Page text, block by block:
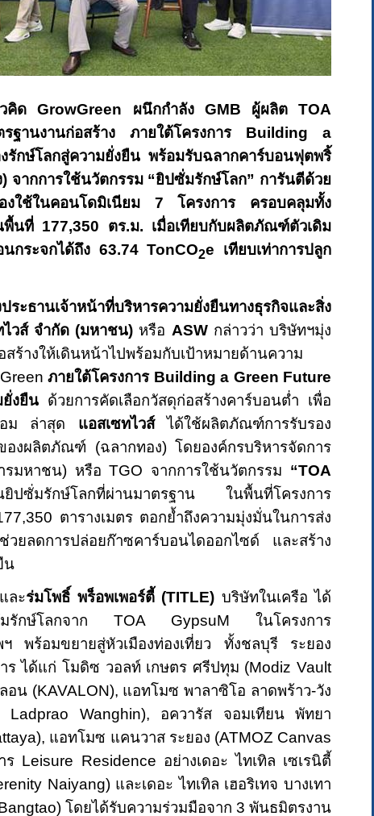
วคิดGrowGreen ผนึกกำลัง GMB ผู้ผลิตTOA
รฐานงานก่อสร้าง ภายใต้โครงการ Building a
รักษ์โลกสู่ความยั่งยืน พร้อมรับฉลากคาร์บอนฟุตพริ้
จากการใช้นวัตกรรม “ยิปซั่มรักษ์โลก” การันตีด้วย
งใช้ในคอนโดมิเนียม 7โครงการ ครอบคลุมทั้ง
พื้นที่ 177,350 ตร.ม. เมื่อเทียบกับผลิตภัณฑ์ตัวเดิม
กระจกได้ถึง 63.74 TonCO2e เทียบเท่าการปลูก
ะธานเจ้าหน้าที่บริหารความยั่งยืนทางธุรกิจและสิ่ง
วส์ จำกัด (มหาชน) หรือ ASW กล่าวว่า บริษัทฯมุ่ง
ร้างให้เดินหน้าไปพร้อมกับเป้าหมายด้านความ
ภายใต้โครงการ Building a Green Future
ยั่งยืน ด้วยการคัดเลือกวัสดุก่อสร้างคาร์บอนต่ำ เพื่อ
อม ล่าสุด แอสเซทไวส์ได้ใช้ผลิตภัณฑ์การรับรอง
งผลิตภัณฑ์ (ฉลากทอง) โดยองค์กรบริหารจัดการ
ารมหาชน) หรือTGO จากการใช้นวัตกรรม “TOA
ยิปซั่มรักษ์โลกที่ผ่านมาตรฐาน ในพื้นที่โครงการ
ตารางเมตรตอกย้ำถึงความมุ่งมั่นในการส่ง
ยลดการปล่อยก๊าซคาร์บอนไดออกไซด์ และสร้าง
น
ละร่มโพธิ์ พร็อพเพอร์ตี้ (TITLE) บริษัทในเครือได้
มรักษ์โลกจาก TOA GypsuM
ในโครงการ
ฯ พร้อมขยายสู่หัวเมืองท่องเที่ยว ทั้งชลบุรี ระยอง
ร ได้แก่ โมดิซ วอลท์ เกษตร ศรีปทุม (Modiz Vault
อน (KAVALON), แอทโมซ พาลาซิโอ ลาดพร้าว-วัง
Ladprao Wanghin), อควารัส จอมเทียน พัทยา
แอทโมซ แคนวาส ระยอง (ATMOZ Canvas
ร Leisure Residence อย่างเดอะ ไทเทิล เซเรนิตี้
Naiyang)และเดอะ ไทเทิล เฮอริเทจ บางเทา
) โดยได้รับความร่วมมือจาก 3 พันธมิตรงาน